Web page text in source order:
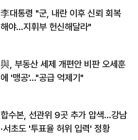
李대통령 "군, 내란 이후 신뢰 회복
해야…지휘부 헌신해달라"
與, 부동산 세제 개편안 비판 오세훈
에 '맹공'…"공급 억제기"
합수본, 선관위 9곳 추가 압색…강남
·서초도 '투표율 허위 입력' 정황